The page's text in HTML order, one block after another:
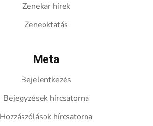
Zenekar hírek
Zeneoktatás
Meta
Bejelentkezés
Bejegyzések hírcsatorna
Hozzászólások hírcsatorna